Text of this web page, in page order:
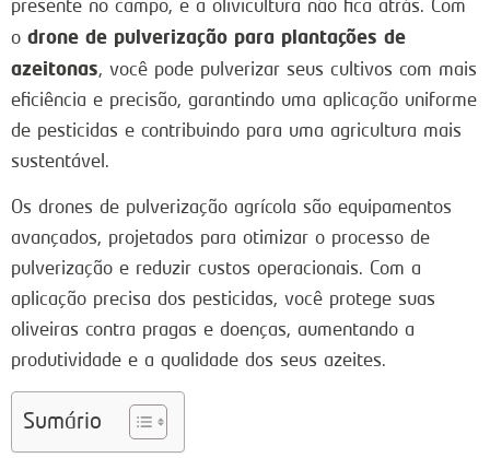
presente no campo, e a olivicultura não fica atrás. Com
o drone de pulverização para plantações de
azeitonas, você pode pulverizar seus cultivos com mais
eficiência e precisão, garantindo uma aplicação uniforme
de pesticidas e contribuindo para uma agricultura mais
sustentável.
Os drones de pulverização agrícola são equipamentos
avançados, projetados para otimizar o processo de
pulverização e reduzir custos operacionais. Com a
aplicação precisa dos pesticidas, você protege suas
oliveiras contra pragas e doenças, aumentando a
produtividade e a qualidade dos seus azeites.
Sumário